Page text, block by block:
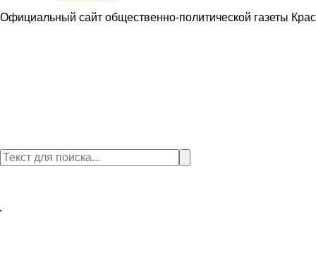
Официальный сайт общественно-политической газеты